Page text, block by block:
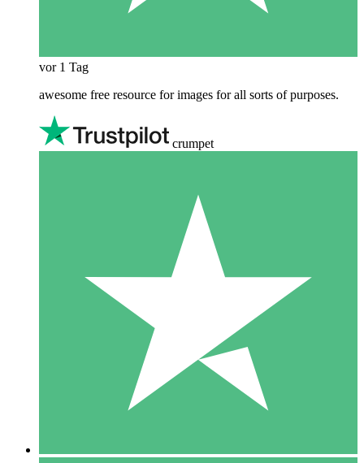
vor 1 Tag
awesome free resource for images for all sorts of purposes.
crumpet